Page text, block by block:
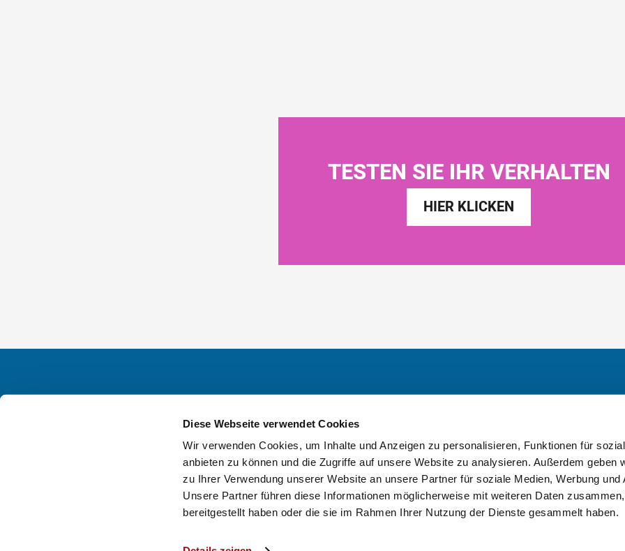
Diese Webseite verwendet Cookies
Wir verwenden Cookies, um Inhalte und Anzeigen zu personalisieren, Funktionen für
anbieten zu können und die Zugriffe auf unsere Website zu analysieren. Außerdem geben
zu Ihrer Verwendung unserer Website an unsere Partner für soziale Medien, Werbung und
Unsere Partner führen diese Informationen möglicherweise mit weiteren Daten
bereitgestellt haben oder die sie im Rahmen Ihrer Nutzung der Dienste gesammelt haben.
TESTEN SIE IHR VERHALTEN
HIER KLICKEN
Team & aktuelle